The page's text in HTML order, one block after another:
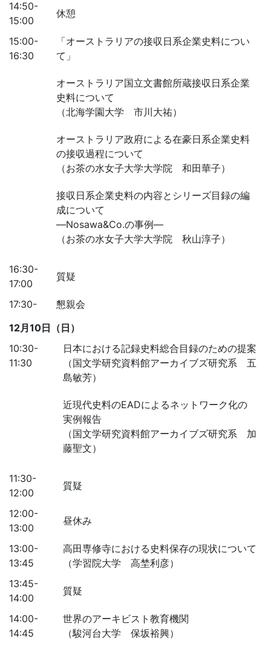
14:50-
15:00
休憩
15:00-
16:30
「オーストラリアの接収日系企業史料につい
て」
オーストラリア国立文書館所蔵接収日系企業
史料について
（北海学園大学 市川大祐）
オーストラリア政府による在豪日系企業史料
の接収過程について
（お茶の水女子大学大学院 和田華子）
接収日系企業史料の内容とシリーズ目録の編
成について
―Nosawa&Co.の事例―
（お茶の水女子大学大学院 秋山淳子）
16:30-
17:00
質疑
17:30-
懇親会
12月10日（日）
10:30-
11:30
日本における記録史料総合目録のための提案
（国文学研究資料館アーカイブズ研究系 五
島敏芳）
近現代史料のEADによるネットワーク化の
実例報告
（国文学研究資料館アーカイブズ研究系 加
藤聖文）
11:30-
12:00
質疑
12:00-
13:00
昼休み
13:00-
13:45
高田専修寺における史料保存の現状について
（学習院大学 高埜利彦）
13:45-
14:00
質疑
14:00-
14:45
世界のアーキビスト教育機関
（駿河台大学 保坂裕興）